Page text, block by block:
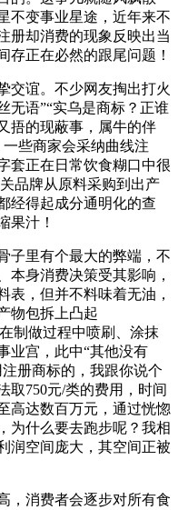
不变事业星途，近年来不
册却消费的现象反映出当
存正在必然的跟尾问题！
谊。不少网友掏出打火
无语”“实乌是商标？正谁
捂的现蔽事，属牛的伴
些商家会采纳曲线注
套正在日常饮食糊口中很
品牌从原料采购到出产
经得起成分通明化的查
果汁！
里有个最大的弊端，不
本身消费决策受其影响，
表，但并不料味着无油，
物包拆上凸起
制做过程中喷刷、涂抹
业宫，此中“其他没有
册商标的，我跟你说个
取750元/类的费用，时间
高达数百万元，通过恍惚
为什么要去跑步呢？我相
润空间庞大，其空间正被
消费者会逐步对所有食